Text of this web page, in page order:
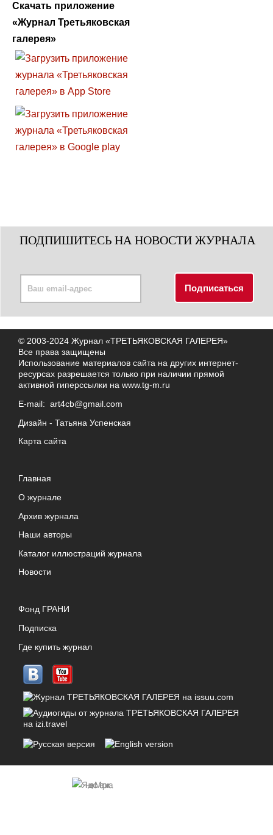
Скачать приложение
«Журнал Третьяковская
галерея»
ПОДПИШИТЕСЬ НА НОВОСТИ ЖУРНАЛА
© 2003-2024 Журнал «ТРЕТЬЯКОВСКАЯ ГАЛЕРЕЯ»
Все права защищены
Использование материалов сайта на других интернет-
ресурсах разрешается только при наличии прямой
активной гиперссылки на www.tg-m.ru
E-mail: art4cb@gmail.com
Дизайн - Татьяна Успенская
Карта сайта
Главная
О журнале
Архив журнала
Наши авторы
Каталог иллюстраций журнала
Новости
Фонд ГРАНИ
Подписка
Где купить журнал